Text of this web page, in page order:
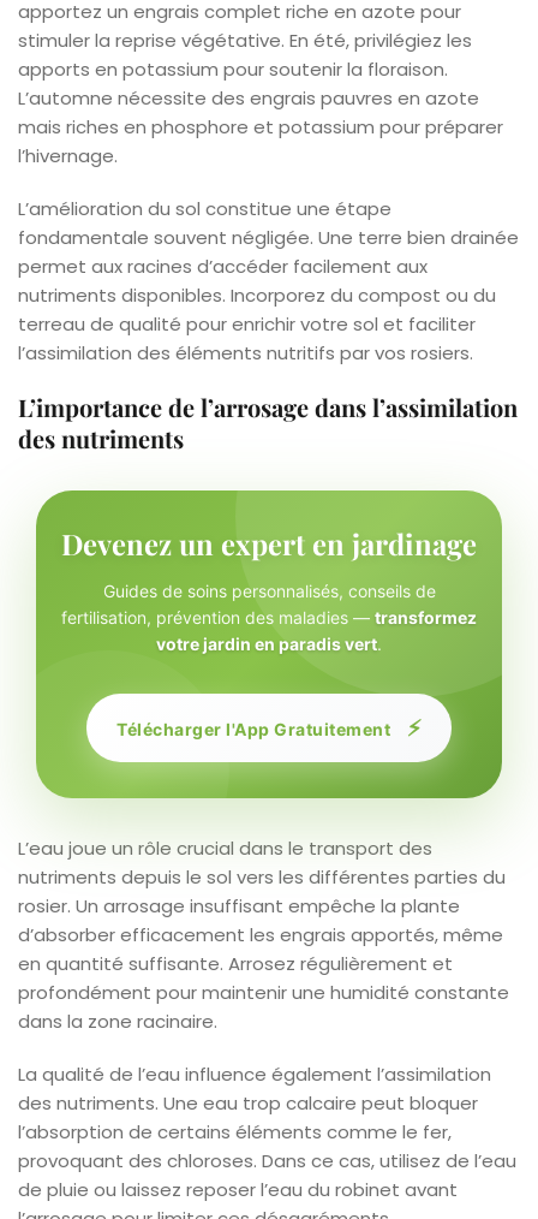
apportez un engrais complet riche en azote pour
stimuler la reprise végétative. En été, privilégiez les
apports en potassium pour soutenir la floraison.
L’automne nécessite des engrais pauvres en azote
mais riches en phosphore et potassium pour préparer
l’hivernage.
L’amélioration du sol constitue une étape
fondamentale souvent négligée. Une terre bien drainée
permet aux racines d’accéder facilement aux
nutriments disponibles. Incorporez du compost ou du
terreau de qualité pour enrichir votre sol et faciliter
l’assimilation des éléments nutritifs par vos rosiers.
L’importance de l’arrosage dans l’assimilation
des nutriments
Devenez un expert en jardinage
Guides de soins personnalisés, conseils de
fertilisation, prévention des maladies — transformez
votre jardin en paradis vert.
Télécharger l'App Gratuitement ⚡
L’eau joue un rôle crucial dans le transport des
nutriments depuis le sol vers les différentes parties du
rosier. Un arrosage insuffisant empêche la plante
d’absorber efficacement les engrais apportés, même
en quantité suffisante. Arrosez régulièrement et
profondément pour maintenir une humidité constante
dans la zone racinaire.
La qualité de l’eau influence également l’assimilation
des nutriments. Une eau trop calcaire peut bloquer
l’absorption de certains éléments comme le fer,
provoquant des chloroses. Dans ce cas, utilisez de l’eau
de pluie ou laissez reposer l’eau du robinet avant